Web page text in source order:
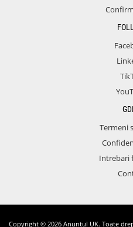
Termeni
Intrebari
Copyright © 2026 Anuntul UK. Toate